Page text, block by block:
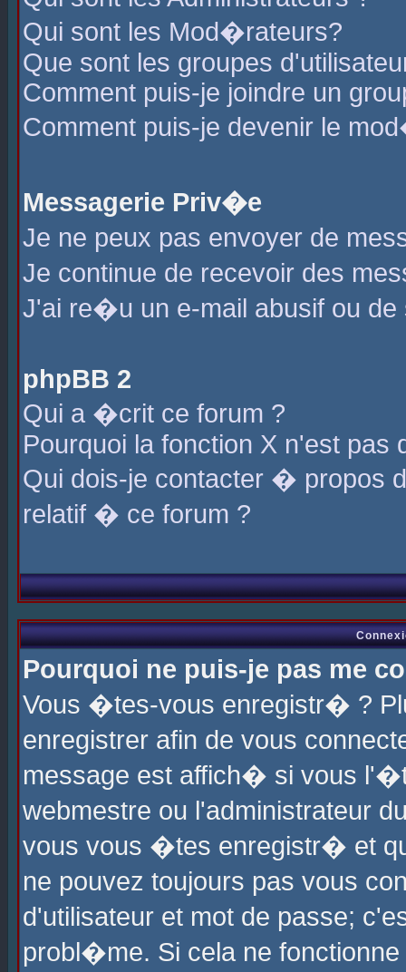
Qui sont les Mod�rateurs?
Que sont les groupes
Comment puis-je joindre un
Comment puis-je devenir le
Messagerie Priv�e
Je ne peux pas envoyer de
Je continue de recevoir des
J'ai re�u un e-mail abusif ou de
phpBB 2
Qui a �crit ce forum ?
Pourquoi la fonction X n'est pas
Qui dois-je contacter � propos
relatif � ce forum ?
Pourquoi ne puis-je pas me
Vous �tes-vous enregistr� ?
enregistrer afin de vous
message est affich� si vous
webmestre ou l'administrateur
vous vous �tes enregistr� et
ne pouvez toujours pas vous
d'utilisateur et mot de passe;
probl�me. Si cela ne